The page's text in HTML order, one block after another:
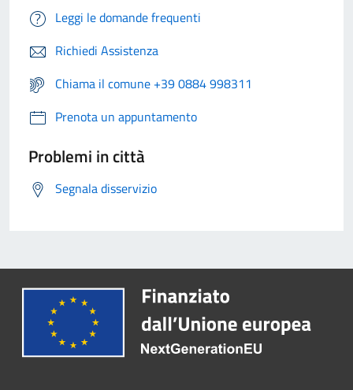
Leggi le domande frequenti
Richiedi Assistenza
Chiama il comune +39 0884 998311
Prenota un appuntamento
Problemi in città
Segnala disservizio